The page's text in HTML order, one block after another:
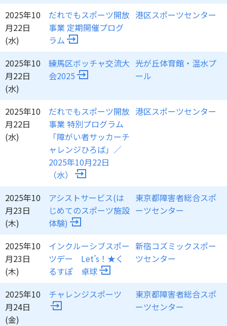
2025年10
月22日
(水)
だれでもスポーツ開放
事業 定期開催プログ
ラム
港区スポーツセンター
2025年10
月22日
(水)
練馬区ボッチャ交流大
会2025
光が丘体育館・温水プ
ール
2025年10
月22日
(水)
だれでもスポーツ開放
事業 特別プログラム
「障がい者サッカーチ
ャレンジひろば」／
2025年10月22日
（水）
港区スポーツセンター
2025年10
月23日
(木)
アシストサービス(は
じめてのスポーツ施設
体験)
東京都障害者総合スポ
ーツセンター
2025年10
月23日
(木)
インクルーシブスポー
ツデー Let’s！★く
るすぽ 卓球
新宿コズミックスポー
ツセンター
2025年10
月24日
(金)
チャレンジスポーツ
東京都障害者総合スポ
ーツセンター